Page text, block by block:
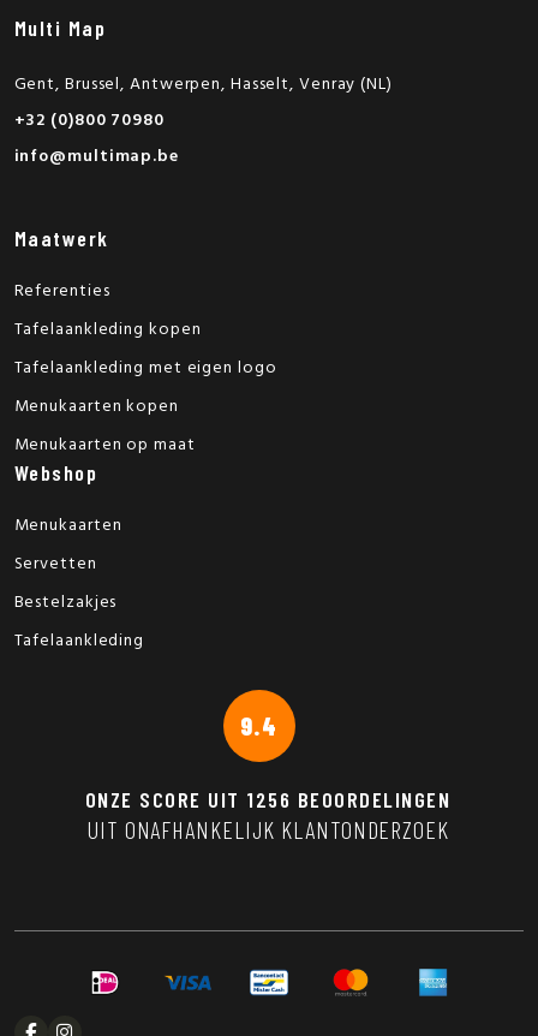
Multi Map
Gent, Brussel, Antwerpen, Hasselt, Venray (NL)
+32 (0)800 70980
info@multimap.be
Maatwerk
Referenties
Tafelaankleding kopen
Tafelaankleding met eigen logo
Menukaarten kopen
Menukaarten op maat
Webshop
Menukaarten
Servetten
Bestelzakjes
Tafelaankleding
9.4
ONZE SCORE UIT 1256 BEOORDELINGEN
UIT ONAFHANKELIJK KLANTONDERZOEK